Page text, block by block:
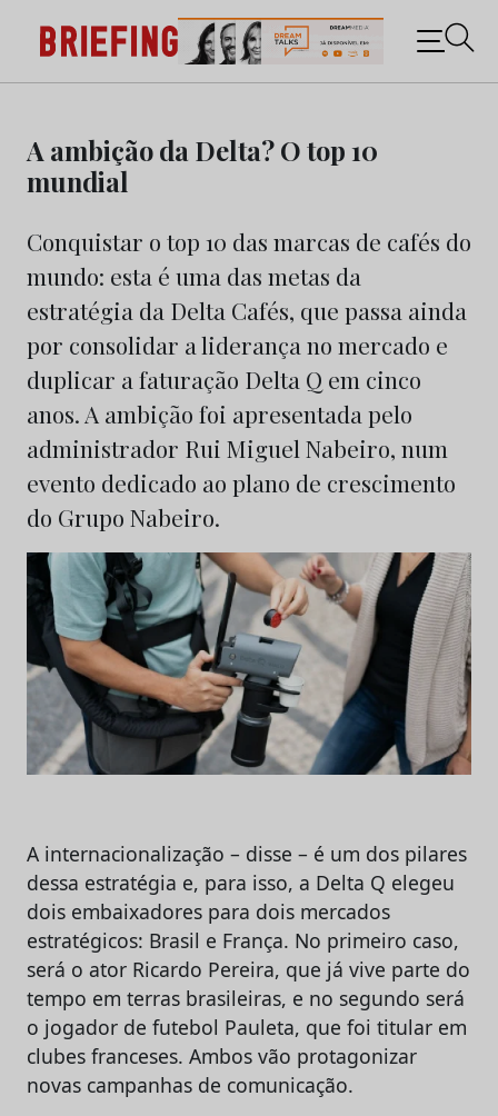
content
Briefing: Todas as notícias sobre os negócios do
Marketing e da Publicidade
A ambição da Delta? O top 10
mundial
Conquistar o top 10 das marcas de cafés do
mundo: esta é uma das metas da
estratégia da Delta Cafés, que passa ainda
por consolidar a liderança no mercado e
duplicar a faturação Delta Q em cinco
anos. A ambição foi apresentada pelo
administrador Rui Miguel Nabeiro, num
evento dedicado ao plano de crescimento
do Grupo Nabeiro.
A internacionalização – disse – é um dos pilares
dessa estratégia e, para isso, a Delta Q elegeu
dois embaixadores para dois mercados
estratégicos: Brasil e França. No primeiro caso,
será o ator Ricardo Pereira, que já vive parte do
tempo em terras brasileiras, e no segundo será
o jogador de futebol Pauleta, que foi titular em
clubes franceses. Ambos vão protagonizar
novas campanhas de comunicação.